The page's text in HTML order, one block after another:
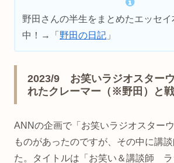
野田さんの半生をまとめたエッセ
中！→「 野田の日記 」
2023/9 お笑いラジオスター
れたクレーマー（※野田）と
ANNの企画で「お笑いラジオスター
ものがあったのですが、その中に講
た。タイトルは「お笑い＆講談師 ラ